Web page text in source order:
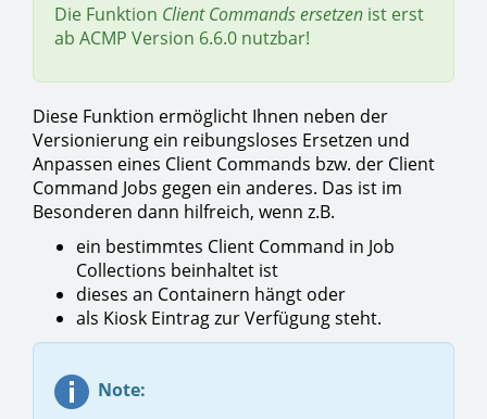
Die Funktion Client Commands ersetzen ist erst
ab ACMP Version 6.6.0 nutzbar!
Diese Funktion ermöglicht Ihnen neben der
Versionierung ein reibungsloses Ersetzen und
Anpassen eines Client Commands bzw. der Client
Command Jobs gegen ein anderes. Das ist im
Besonderen dann hilfreich, wenn z.B.
ein bestimmtes Client Command in Job
Collections beinhaltet ist
dieses an Containern hängt oder
als Kiosk Eintrag zur Verfügung steht.
Note: